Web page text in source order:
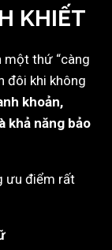
KHIẾT
một thứ “càng
đôi khi không
khoản,
khả năng bảo
ưu điểm rất